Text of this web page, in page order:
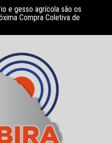
e gesso agrícola são os
Compra Coletiva de